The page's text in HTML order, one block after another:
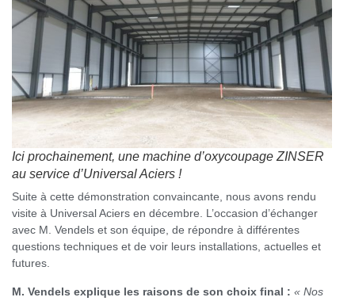
Ici prochainement, une machine d’oxycoupage ZINSER
au service d’Universal Aciers !
Suite à cette démonstration convaincante, nous avons rendu
visite à Universal Aciers en décembre. L’occasion d’échanger
avec M. Vendels et son équipe, de répondre à différentes
questions techniques et de voir leurs installations, actuelles et
futures.
M. Vendels explique les raisons de son choix final : « Nos